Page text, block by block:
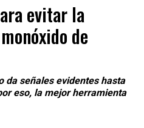
evitar la
de
da señales evidentes hasta
eso, la mejor herramienta